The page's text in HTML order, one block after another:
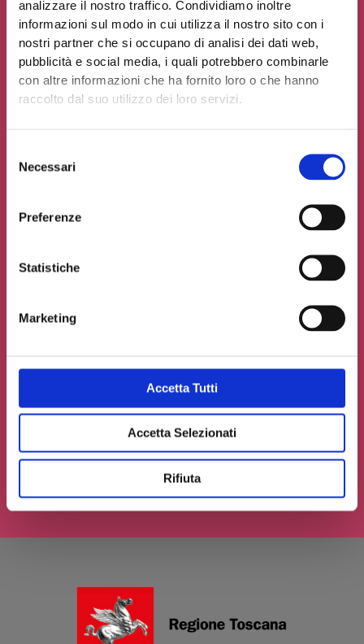
analizzare il nostro traffico. Condividiamo inoltre
informazioni sul modo in cui utilizza il nostro sito con i
nostri partner che si occupano di analisi dei dati web,
pubblicità e social media, i quali potrebbero combinarle
con altre informazioni che ha fornito loro o che hanno
raccolto dal suo utilizzo dei loro servizi.
delNecessari
Preferenze
Statistiche
Marketing
Accetta Tutti
Accetta Selezionati
Rifiuta
Contribuisci al glossario
Privacy Policydel sito web
INVIA IL TUO CONTRIBUTO